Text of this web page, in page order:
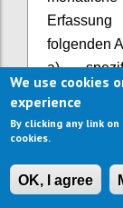
folgenden
a)
Gast/
kWh/
Innenfläche
b)
We use cookies
experience
By clicking any link
cookies.
OK, I agree